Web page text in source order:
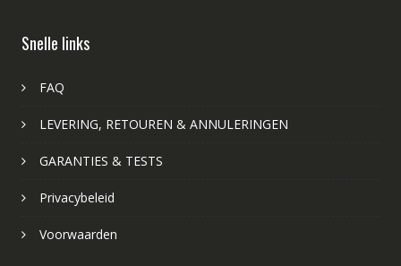
Snelle links
FAQ
LEVERING, RETOUREN & ANNULERINGEN
GARANTIES & TESTS
Privacybeleid
Voorwaarden